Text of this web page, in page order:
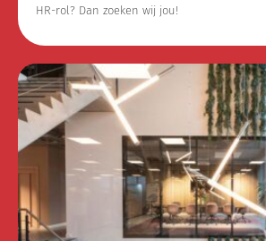
HR-rol? Dan zoeken wij jou!